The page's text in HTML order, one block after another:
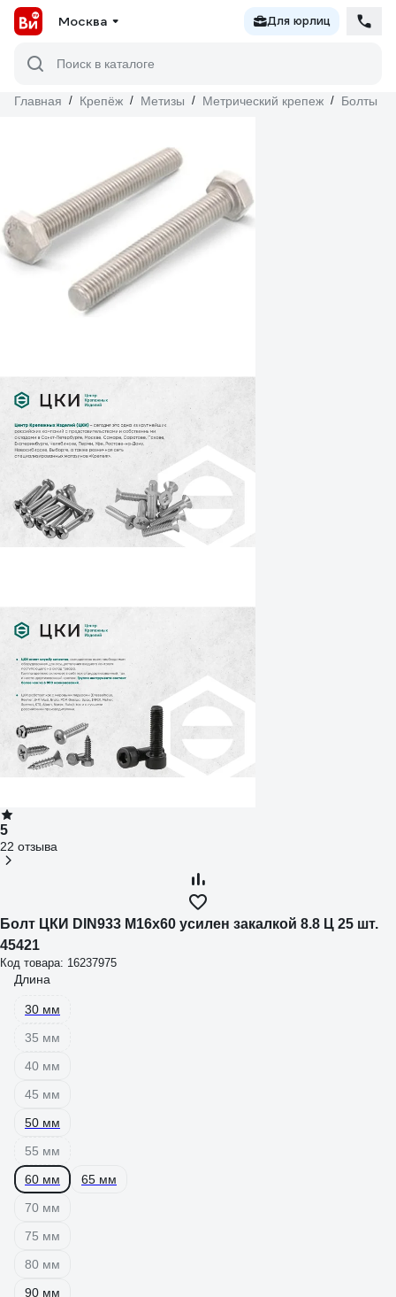
Москва Для юрлиц
Поиск в каталоге
Главная / Крепёж / Метизы / Метрический крепеж / Болты
5
22 отзыва
Болт ЦКИ DIN933 М16х60 усилен закалкой 8.8 Ц 25 шт.
45421
Код товара: 16237975
Длина
30 мм
35 мм
40 мм
45 мм
50 мм
55 мм
60 мм
65 мм
70 мм
75 мм
80 мм
90 мм